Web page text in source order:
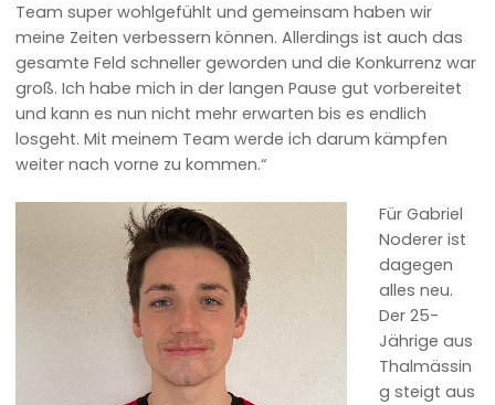
Team super wohlgefühlt und gemeinsam haben wir
meine Zeiten verbessern können. Allerdings ist auch das
gesamte Feld schneller geworden und die Konkurrenz war
groß. Ich habe mich in der langen Pause gut vorbereitet
und kann es nun nicht mehr erwarten bis es endlich
losgeht. Mit meinem Team werde ich darum kämpfen
weiter nach vorne zu kommen.“
Für Gabriel
Noderer ist
dagegen
alles neu.
Der 25-
Jährige aus
Thalmässin
g steigt aus